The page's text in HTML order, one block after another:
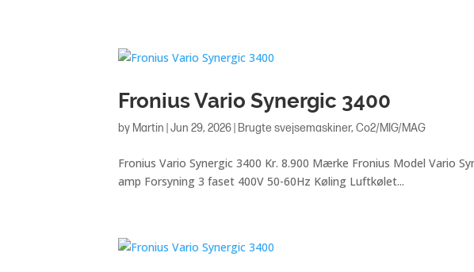
Fronius Vario Synergic 3400
by Martin |Jun 29, 2026 Brugte svejsemaskiner,Co2/MIG/MAG
Fronius Vario Synergic 3400 Kr. 8.900 Mærke Fronius Model Vario
amp Forsyning 3 faset 400V 50-60Hz Køling Luftkølet...